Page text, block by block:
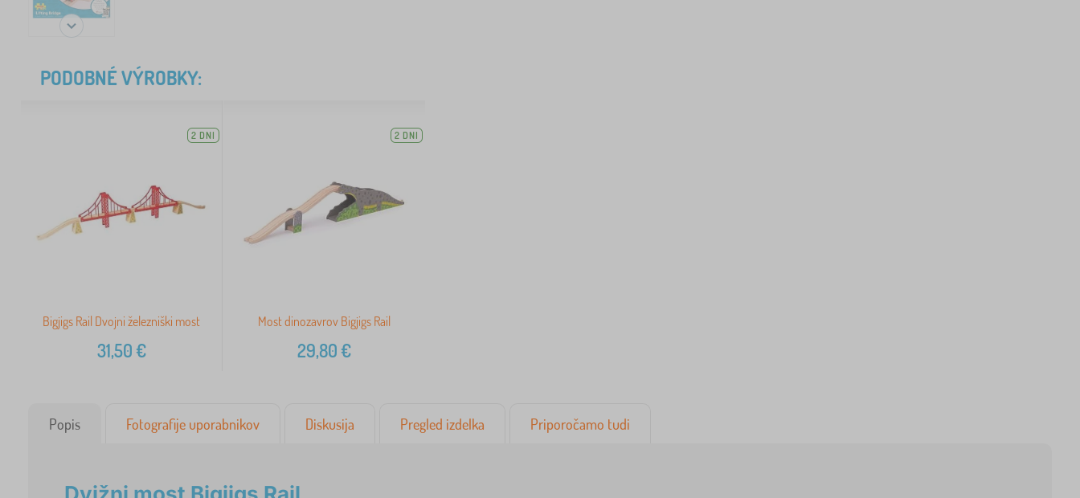
PODOBNÉ VÝROBKY:
2 DNI
Bigjigs Rail Dvojni železniški most
31,50€
2 DNI
Most dinozavrov Bigjigs Rail
29,80€
Popis Fotografije uporabnikov Diskusija Pregled izdelka Priporočamo tudi